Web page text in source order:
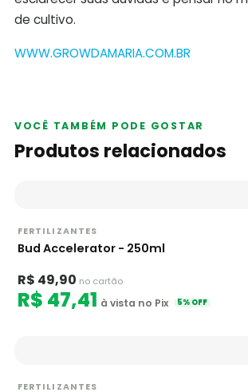
de cultivo.
WWW.GROWDAMARIA.COM.BR
VOCÊ TAMBÉM PODE GOSTAR
Produtos relacionados
FERTILIZANTES
Bud Accelerator - 250ml
R$ 49,90 no cartão
R$ 47,41 à vista no Pix 5% OFF
FERTILIZANTES